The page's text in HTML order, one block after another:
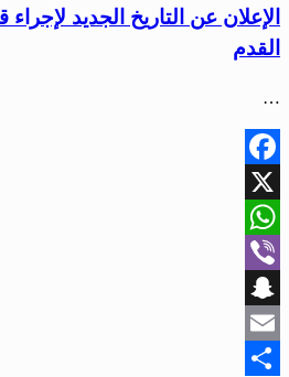
الإعلان عن التاريخ الجديد
القدم
…
Facebook
X
WhatsApp
Viber
Snapchat
Email